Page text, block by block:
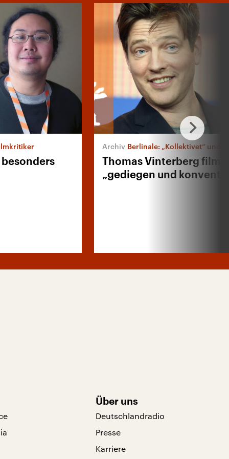
besonders
Berlinale: „Kollektivet“ und
Thomas Vinterberg filmt
„gediegen und
Über uns
Deutschlandradio
Presse
Karriere